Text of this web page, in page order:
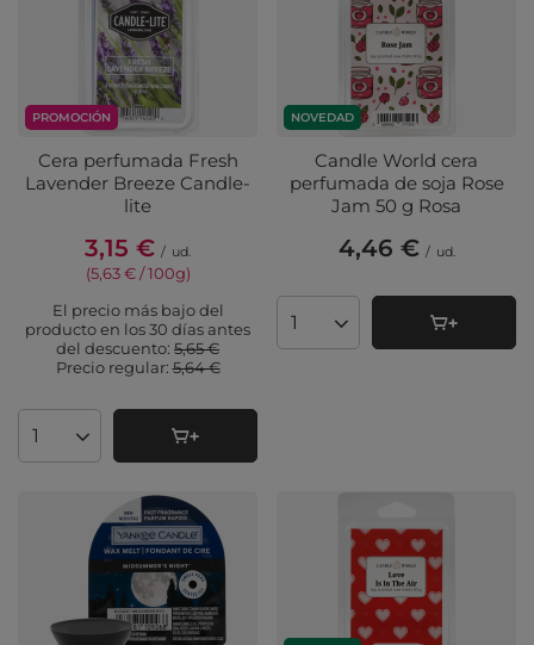
PROMOCIÓN
Cera perfumada Fresh
Lavender Breeze Candle-
lite
3,15 € / ud.
(5,63 € / 100g)
El precio más bajo del
producto en los 30 días antes
del descuento: 5,65 €
Precio regular:5,64 €
Cantidad de productos
NOVEDAD
Candle World cera
perfumada de soja Rose
Jam 50 g Rosa
4,46 € / ud.
Cantidad de productos